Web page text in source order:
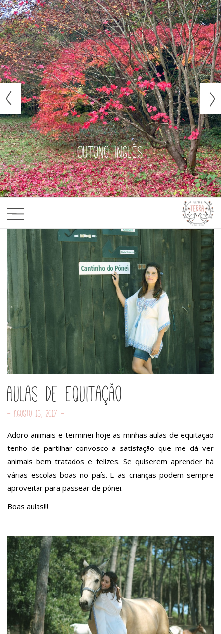
Outono inglês
Aulas de Equitação
- Agosto 15, 2017 -
Adoro animais e terminei hoje as minhas aulas de equitação
tenho de partilhar convosco a satisfação que me dá ver
animais bem tratados e felizes. Se quiserem aprender há
várias escolas boas no país. E as crianças podem sempre
aproveitar para passear de pónei.
Boas aulas!!!